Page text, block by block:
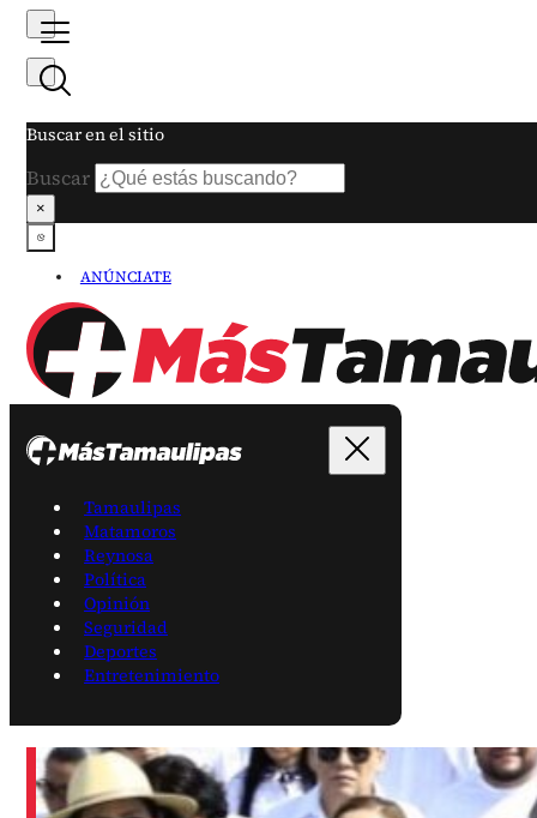
Buscar en el sitio
Buscar
×
ANÚNCIATE
Tamaulipas
Matamoros
Reynosa
Política
Opinión
Seguridad
Deportes
Entretenimiento